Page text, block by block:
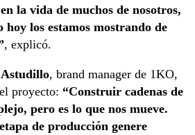
la vida de muchos de nosotros,
hoy los estamos mostrando de
, explicó.
, brand manager de 1KO,
proyecto: “Construir cadenas de
pero es lo que nos mueve.
de producción genere